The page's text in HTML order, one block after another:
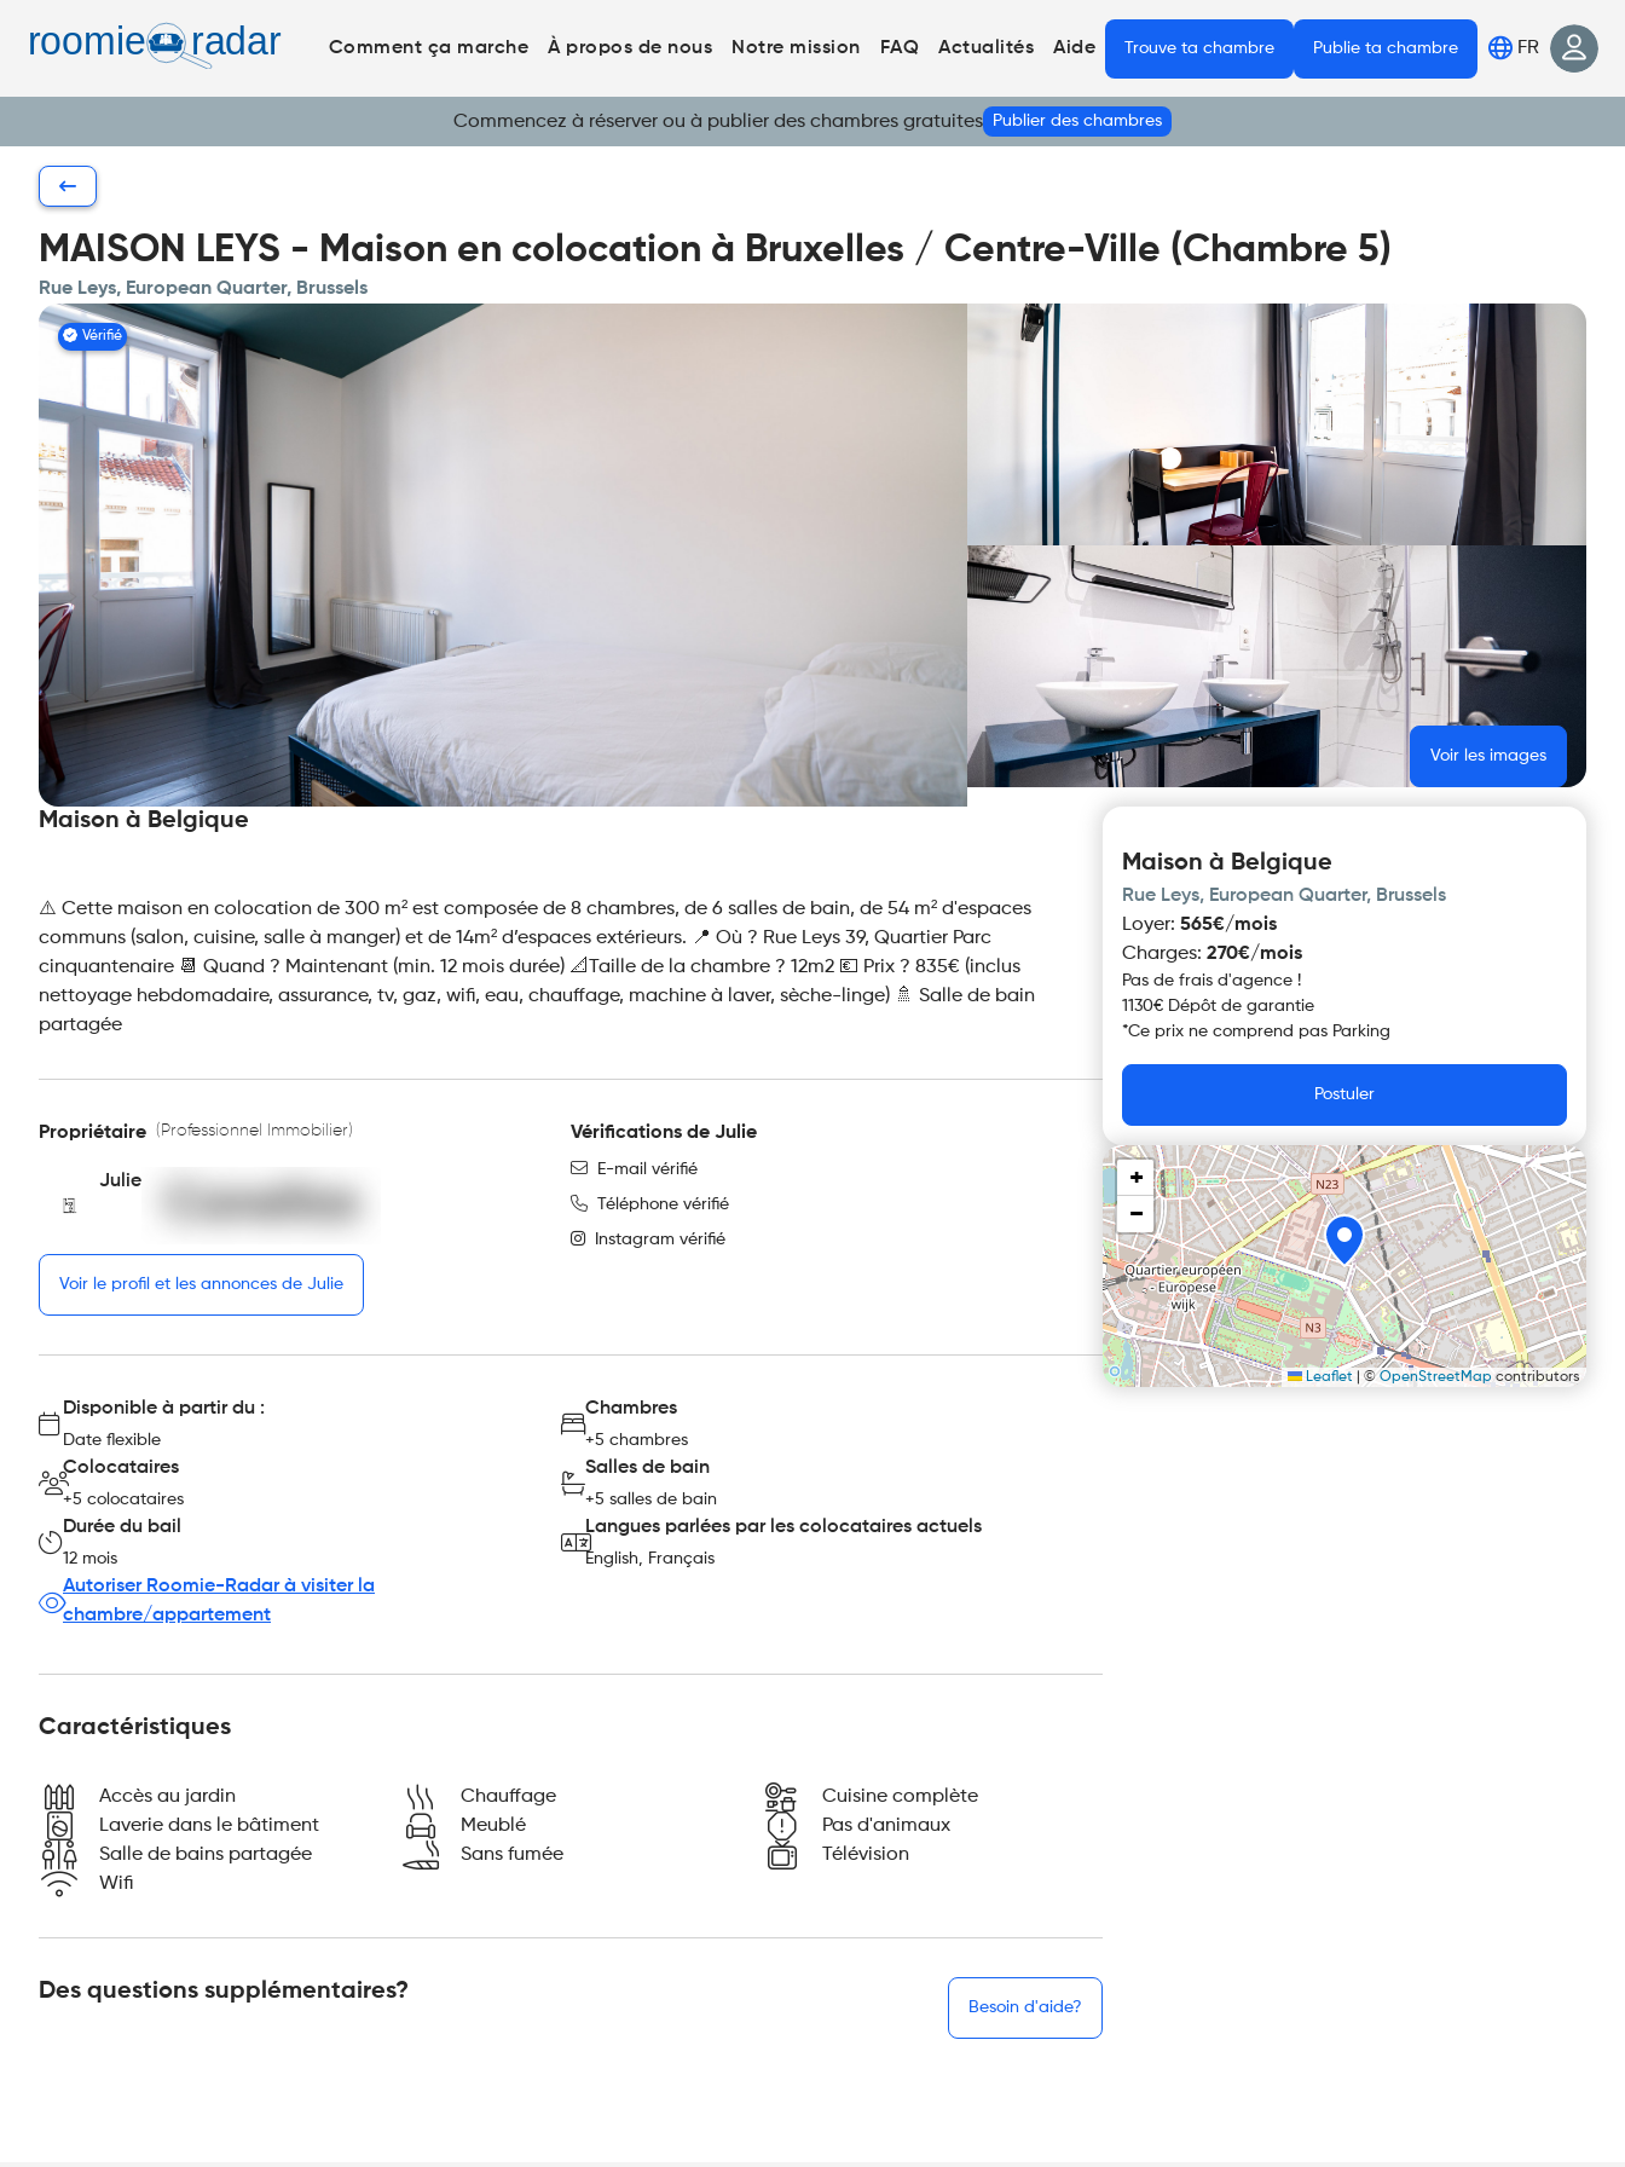
Comment ça marche À propos de nous Notre mission FAQ Actualités Aide Trouve ta chambre Publie ta chambre FR
Commencez à réserver ou à publier des chambres gratuites Publier des chambres
MAISON LEYS - Maison en colocation à Bruxelles / Centre-Ville (Chambre 5)
Rue Leys, European Quarter, Brussels
Vérifié
Voir les images
Maison à Belgique
⚠️ Cette maison en colocation de 300 m² est composée de 8 chambres, de 6 salles de bain, de 54 m² d'espaces
communs (salon, cuisine, salle à manger) et de 14m² d’espaces extérieurs. 📍 Où ? Rue Leys 39, Quartier Parc
cinquantenaire 📆 Quand ? Maintenant (min. 12 mois durée) 📐Taille de la chambre ? 12m2 💶 Prix ? 835€ (inclus
nettoyage hebdomadaire, assurance, tv, gaz, wifi, eau, chauffage, machine à laver, sèche-linge) 🚿 Salle de bain
partagée
Propriétaire (Professionnel Immobilier)
Julie
Voir le profil et les annonces de Julie
Vérifications de Julie
E-mail vérifié
Téléphone vérifié
Instagram vérifié
Disponible à partir du :
Date flexible
Chambres
+5 chambres
Colocataires
+5 colocataires
Salles de bain
+5 salles de bain
Durée du bail
12 mois
Langues parlées par les colocataires actuels
English, Français
Autoriser Roomie-Radar à visiter la
chambre/appartement
Caractéristiques
Accès au jardin Chauffage
Cuisine complète
Laverie dans le bâtiment
Meublé
Pas d'animaux
Salle de bains partagée
Sans fumée
Télévision
Wifi
Des questions supplémentaires?
Besoin d'aide?
Maison à Belgique
Rue Leys, European Quarter, Brussels
Loyer: 565€/mois
Charges: 270€/mois
Pas de frais d'agence !
1130€ Dépôt de garantie
*Ce prix ne comprend pas Parking
Postuler
+
−
Leaflet ©OpenStreetMapcontributors